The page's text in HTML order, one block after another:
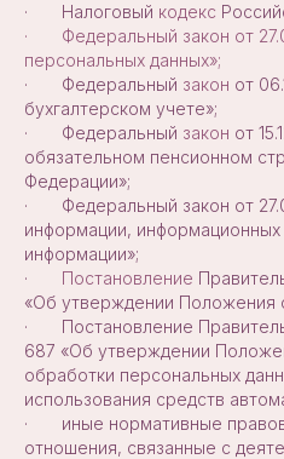
· Налоговый кодекс
· Федеральный закон от
персональных данных»;
· Федеральный закон от
бухгалтерском учете»;
· Федеральный закон от
обязательном пенсионном
Федерации»;
· Федеральный закон от
информации, информационных
информации»;
· Постановление
«Об утверждении Положения
· Постановление
687 «Об утверждении
обработки персональных
использования средств
· иные нормативные
отношения, связанные с